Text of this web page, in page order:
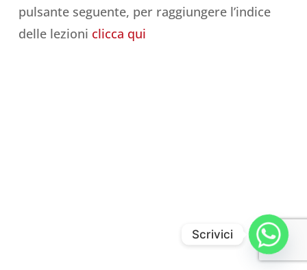
pulsante seguente, per raggiungere l’indice
delle lezioni clicca qui
Scrivici